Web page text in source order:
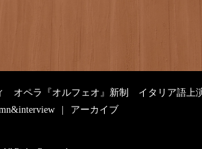
オペラ『オルフェオ』新制 イタリア語
アーカイブ